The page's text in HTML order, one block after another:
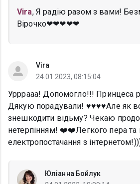
Vira, Я радію разом з вами!
Вірочко❤❤❤❤❤
Vira
24.01.2023, 08:15:04
Урррааа! Допомогло!!! Принцеса
Дякую порадували! ♥️♥️♥️♥️Але як
знешкодити відьму? Чекаю
нетерпінням! ❤️❤️Легкого пера та
електропостачання з
Юліанна Бойлук